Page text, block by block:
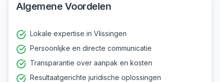
Algemene Voordelen
Lokale expertise in Vlissingen
Persoonlijke en directe communicatie
Transparantie over aanpak en kosten
Resultaatgerichte juridische oplossingen